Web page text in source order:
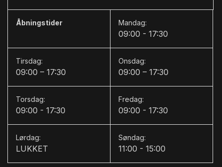
H
Højdejusterbare forsæder
Højdejusterbart førersæde
I
Isofix
K
Kabinevarmer
Åbningstider Mandag:
09:00 - 17:30
Tirsdag:
09:00 – 17:30
Onsdag:
09:00 – 17:30
Torsdag:
09:00 - 17:30
Fredag:
09:00 - 17:30
Lørdag:
LUKKET
Søndag:
11:00 - 15:00